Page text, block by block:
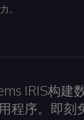
。
IRIS构建
程序。即刻